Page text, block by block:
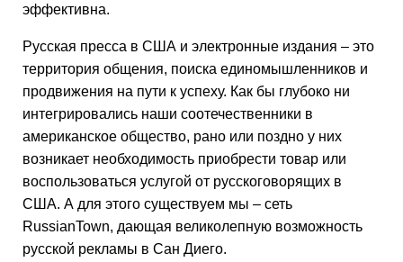
эффективна.
Русская пресса в США и электронные издания – это
территория общения, поиска единомышленников и
продвижения на пути к успеху. Как бы глубоко ни
интегрировались наши соотечественники в
американское общество, рано или поздно у них
возникает необходимость приобрести товар или
воспользоваться услугой от русскоговорящих в
США. А для этого существуем мы – сеть
RussianTown, дающая великолепную возможность
русской рекламы в Сан Диего.